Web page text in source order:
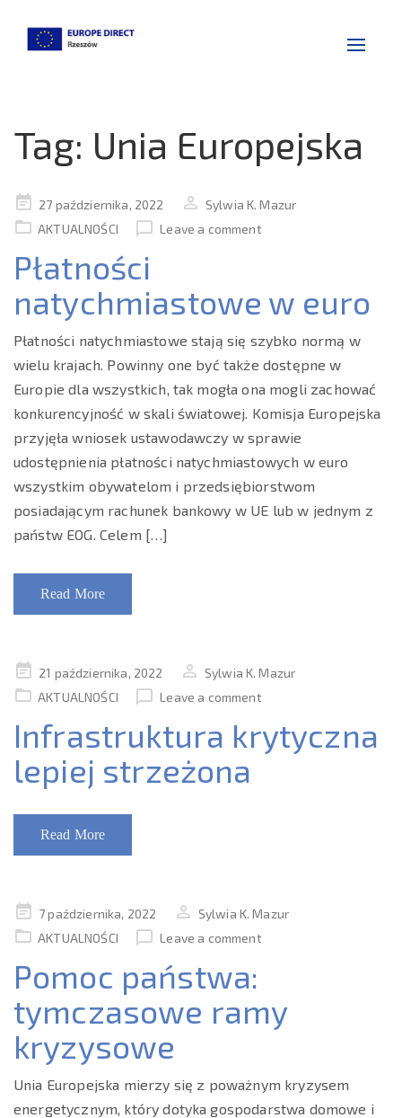
Toggle
Tag: Unia Europejska
Posted
on
27 października, 2022
Sylwia K. Mazur
AKTUALNOŚCI
Leave a comment
Płatności
natychmiastowe w euro
Płatności natychmiastowe stają się szybko normą w
wielu krajach. Powinny one być także dostępne w
Europie dla wszystkich, tak mogła ona mogli zachować
konkurencyjność w skali światowej. Komisja Europejska
przyjęła wniosek ustawodawczy w sprawie
udostępnienia płatności natychmiastowych w euro
wszystkim obywatelom i przedsiębiorstwom
posiadającym rachunek bankowy w UE lub w jednym z
państw EOG. Celem […]
Read More
Posted
on
21 października, 2022
Sylwia K. Mazur
AKTUALNOŚCI
Leave a comment
Infrastruktura krytyczna
lepiej strzeżona
Read More
Posted
on
7 października, 2022
Sylwia K. Mazur
AKTUALNOŚCI
Leave a comment
Pomoc państwa:
tymczasowe ramy
kryzysowe
Unia Europejska mierzy się z poważnym kryzysem
energetycznym, który dotyka gospodarstwa domowe i